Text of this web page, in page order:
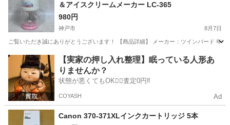
＆アイスクリームメーカー LC-365
980円
神戸市 8月7日
ご覧いただき誠にありがとうございます！ 【商品詳細】 メーカー：ツインバード 年
兵庫 神戸市 キッチン家電
【実家の押し入れ整理】眠っている人形あ
りませんか？
状態が悪くてもOK🙆‍♀️査定0円‼️
COYASH Ad
Canon 370-371XLインクカートリッジ 5本